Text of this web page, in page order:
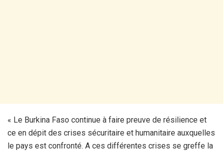
« Le Burkina Faso continue à faire preuve de résilience et
ce en dépit des crises sécuritaire et humanitaire auxquelles
le pays est confronté. A ces différentes crises se greffe la